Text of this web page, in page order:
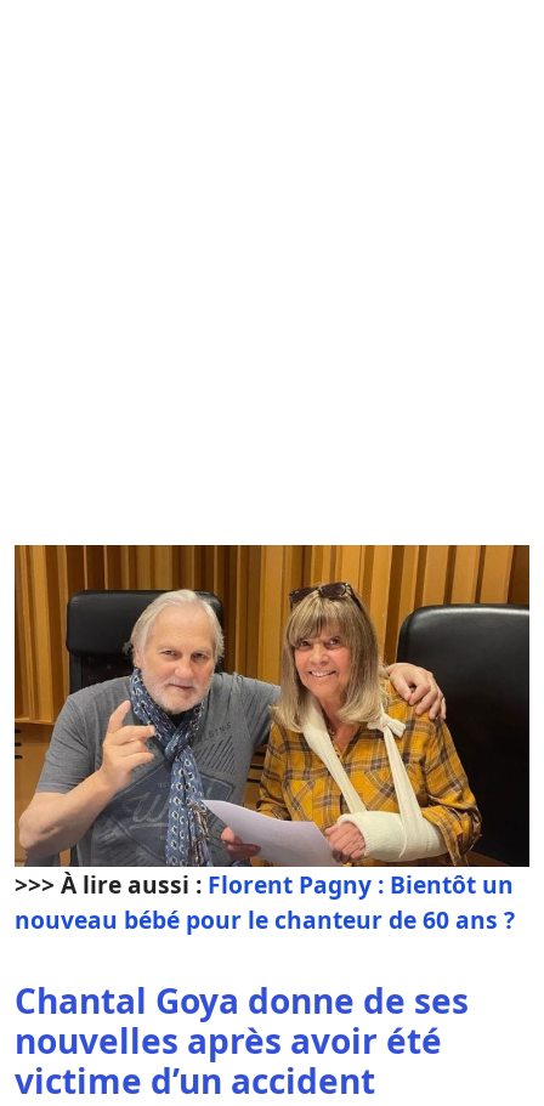
>>> À lire aussi : Florent Pagny : Bientôt un
nouveau bébé pour le chanteur de 60 ans ?
Chantal Goya donne de ses
nouvelles après avoir été
victime d’un accident